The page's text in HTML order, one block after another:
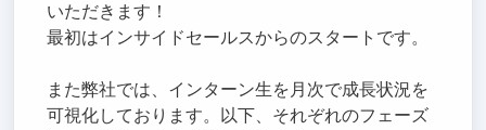
いただきます！
最初はインサイドセールスからのスタートです。
また弊社では、インターン生を月次で成長状況を
可視化しております。以下、それぞれのフェーズ